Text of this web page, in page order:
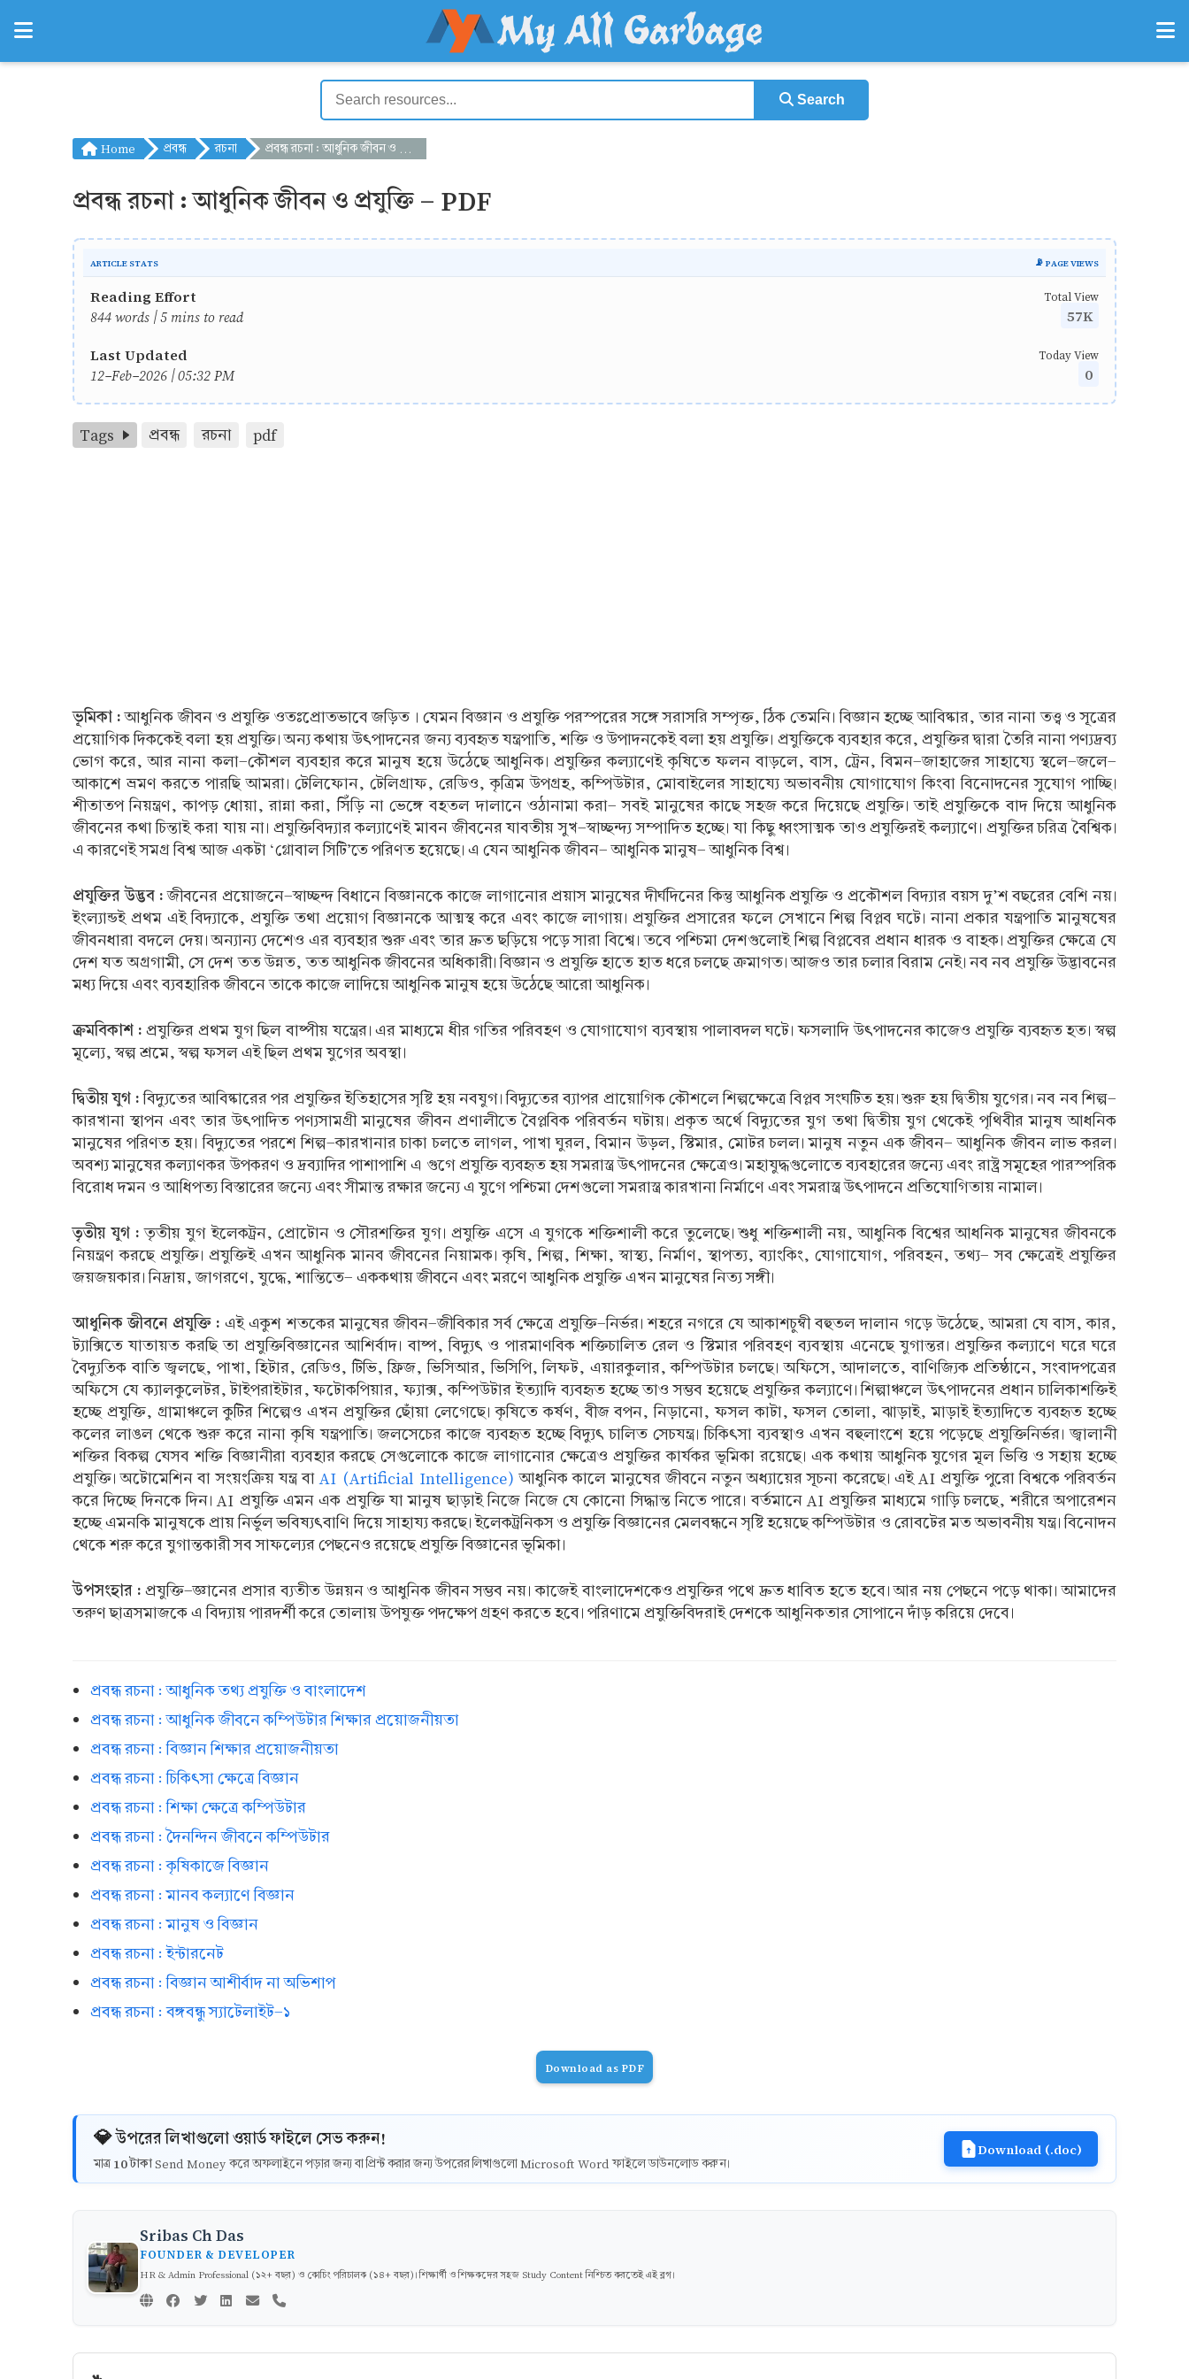
Search
Home প্রবন্ধ রচনা প্রবন্ধ রচনা : আধুনিক জীবন ও প্রযুক্তি - PDF
প্রবন্ধ রচনা : আধুনিক জীবন ও প্রযুক্তি - PDF
ARTICLE STATS 📡 PAGE VIEWS
Reading Effort
844 words | 5 mins to read
Total View
57K
Last Updated
12-Feb-2026 | 05:32 PM
Today View
0
Tags প্রবন্ধ রচনা pdf
ভূমিকা :আধুনিক জীবন ও প্রযুক্তি ওতঃপ্রোতভাবে জড়িত । যেমন বিজ্ঞান ও প্রযুক্তি পরস্পরের সঙ্গে সরাসরি সম্পৃক্ত, ঠিক তেমনি। বিজ্ঞান হচ্ছে আবিষ্কার, তার নানা তত্ত্ব ও সূত্রের
প্রয়োগিক দিককেই বলা হয় প্রযুক্তি। অন্য কথায় উৎপাদনের জন্য ব্যবহৃত যন্ত্রপাতি, শক্তি ও উপাদনকেই বলা হয় প্রযুক্তি। প্রযুক্তিকে ব্যবহার করে, প্রযুক্তির দ্বারা তৈরি নানা পণ্যদ্রব্য
ভোগ করে, আর নানা কলা-কৌশল ব্যবহার করে মানুষ হয়ে উঠেছে আধুনিক। প্রযুক্তির কল্যাণেই কৃষিতে ফলন বাড়লে, বাস, ট্রেন, বিমন-জাহাজের সাহায্যে স্থলে-জলে-
আকাশে ভ্রমণ করতে পারছি আমরা। টেলিফোন, টেলিগ্রাফ, রেডিও, কৃত্রিম উপগ্রহ, কম্পিউটার, মোবাইলের সাহায্যে অভাবনীয় যোগাযোগ কিংবা বিনোদনের সুযোগ পাচ্ছি।
শীতাতপ নিয়ন্ত্রণ, কাপড় ধোয়া, রান্না করা, সিঁড়ি না ভেঙ্গে বহতল দালানে ওঠানামা করা- সবই মানুষের কাছে সহজ করে দিয়েছে প্রযুক্তি। তাই প্রযুক্তিকে বাদ দিয়ে আধুনিক
জীবনের কথা চিন্তাই করা যায় না। প্রযুক্তিবিদ্যার কল্যাণেই মাবন জীবনের যাবতীয় সুখ-স্বাচ্ছন্দ্য সম্পাদিত হচ্ছে। যা কিছু ধ্বংসাত্মক তাও প্রযুক্তিরই কল্যাণে। প্রযুক্তির চরিত্র বৈশ্বিক।
এ কারণেই সমগ্র বিশ্ব আজ একটা ‘গ্লোবাল সিটি’তে পরিণত হয়েছে। এ যেন আধুনিক জীবন- আধুনিক মানুষ- আধুনিক বিশ্ব।
প্রযুক্তির উদ্ভব :জীবনের প্রয়োজনে-স্বাচ্ছন্দ বিধানে বিজ্ঞানকে কাজে লাগানোর প্রয়াস মানুষের দীর্ঘদিনের কিন্তু আধুনিক প্রযুক্তি ও প্রকৌশল বিদ্যার বয়স দু’শ বছরের বেশি নয়।
ইংল্যান্ডই প্রথম এই বিদ্যাকে, প্রযুক্তি তথা প্রয়োগ বিজ্ঞানকে আত্মস্থ করে এবং কাজে লাগায়। প্রযুক্তির প্রসারের ফলে সেখানে শিল্প বিপ্লব ঘটে। নানা প্রকার যন্ত্রপাতি মানুষষের
জীবনধারা বদলে দেয়। অন্যান্য দেশেও এর ব্যবহার শুরু এবং তার দ্রুত ছড়িয়ে পড়ে সারা বিশ্বে। তবে পশ্চিমা দেশগুলোই শিল্প বিপ্লবের প্রধান ধারক ও বাহক। প্রযুক্তির ক্ষেত্রে যে
দেশ যত অগ্রগামী, সে দেশ তত উন্নত, তত আধুনিক জীবনের অধিকারী। বিজ্ঞান ও প্রযুক্তি হাতে হাত ধরে চলছে ক্রমাগত। আজও তার চলার বিরাম নেই। নব নব প্রযুক্তি উদ্ভাবনের
মধ্য দিয়ে এবং ব্যবহারিক জীবনে তাকে কাজে লাদিয়ে আধুনিক মানুষ হয়ে উঠেছে আরো আধুনিক।
ক্রমবিকাশ :প্রযুক্তির প্রথম যুগ ছিল বাষ্পীয় যন্ত্রের। এর মাধ্যমে ধীর গতির পরিবহণ ও যোগাযোগ ব্যবস্থায় পালাবদল ঘটে। ফসলাদি উৎপাদনের কাজেও প্রযুক্তি ব্যবহৃত হত। স্বল্প
মূল্যে, স্বল্প শ্রমে, স্বল্প ফসল এই ছিল প্রথম যুগের অবস্থা।
দ্বিতীয় যুগ :বিদ্যুতের আবিষ্কারের পর প্রযুক্তির ইতিহাসের সৃষ্টি হয় নবযুগ। বিদ্যুতের ব্যাপর প্রায়োগিক কৌশলে শিল্পক্ষেত্রে বিপ্লব সংঘটিত হয়। শুরু হয় দ্বিতীয় যুগের। নব নব শিল্প-
কারখানা স্থাপন এবং তার উৎপাদিত পণ্যসামগ্রী মানুষের জীবন প্রণালীতে বৈপ্লবিক পরিবর্তন ঘটায়। প্রকৃত অর্থে বিদ্যুতের যুগ তথা দ্বিতীয় যুগ থেকেই পৃথিবীর মানুষ আধনিক
মানুষের পরিণত হয়। বিদ্যুতের পরশে শিল্প-কারখানার চাকা চলতে লাগল, পাখা ঘুরল, বিমান উড়ল, স্টিমার, মোটর চলল। মানুষ নতুন এক জীবন- আধুনিক জীবন লাভ করল।
অবশ্য মানুষের কল্যাণকর উপকরণ ও দ্রব্যাদির পাশাপাশি এ গুগে প্রযুক্তি ব্যবহৃত হয় সমরাস্ত্র উৎপাদনের ক্ষেত্রেও। মহাযুদ্ধগুলোতে ব্যবহারের জন্যে এবং রাষ্ট্র সমূহের পারস্পরিক
বিরোধ দমন ও আধিপত্য বিস্তারের জন্যে এবং সীমান্ত রক্ষার জন্যে এ যুগে পশ্চিমা দেশগুলো সমরাস্ত্র কারখানা নির্মাণে এবং সমরাস্ত্র উৎপাদনে প্রতিযোগিতায় নামাল।
তৃতীয় যুগ :তৃতীয় যুগ ইলেকট্রন, প্রোটোন ও সৌরশক্তির যুগ। প্রযুক্তি এসে এ যুগকে শক্তিশালী করে তুলেছে। শুধু শক্তিশালী নয়, আধুনিক বিশ্বের আধনিক মানুষের জীবনকে
নিয়ন্ত্রণ করছে প্রযুক্তি। প্রযুক্তিই এখন আধুনিক মানব জীবনের নিয়ামক। কৃষি, শিল্প, শিক্ষা, স্বাস্থ্য, নির্মাণ, স্থাপত্য, ব্যাংকিং, যোগাযোগ, পরিবহন, তথ্য- সব ক্ষেত্রেই প্রযুক্তির
জয়জয়কার। নিদ্রায়, জাগরণে, যুদ্ধে, শান্তিতে- এককথায় জীবনে এবং মরণে আধুনিক প্রযুক্তি এখন মানুষের নিত্য সঙ্গী।
আধুনিক জীবনে প্রযুক্তি : এই একুশ শতকের মানুষের জীবন-জীবিকার সর্ব ক্ষেত্রে প্রযুক্তি-নির্ভর। শহরে নগরে যে আকাশচুম্বী বহুতল দালান গড়ে উঠেছে, আমরা যে বাস, কার,
ট্যাক্সিতে যাতায়ত করছি তা প্রযুক্তিবিজ্ঞানের আশির্বাদ। বাষ্প, বিদ্যুৎ ও পারমাণবিক শক্তিচালিত রেল ও স্টিমার পরিবহণ ব্যবস্থায় এনেছে যুগান্তর। প্রযুক্তির কল্যাণে ঘরে ঘরে
বৈদ্যুতিক বাতি জ্বলছে, পাখা, হিটার, রেডিও, টিভি, ফ্রিজ, ভিসিআর, ভিসিপি, লিফট, এয়ারকুলার, কম্পিউটার চলছে। অফিসে, আদালতে, বাণিজ্যিক প্রতিষ্ঠানে, সংবাদপত্রের
অফিসে যে ক্যালকুলেটর, টাইপরাইটার, ফটোকপিয়ার, ফ্যাক্স, কম্পিউটার ইত্যাদি ব্যবহৃত হচ্ছে তাও সম্ভব হয়েছে প্রযুক্তির কল্যাণে। শিল্পাঞ্চলে উৎপাদনের প্রধান চালিকাশক্তিই
হচ্ছে প্রযুক্তি, গ্রামাঞ্চলে কুটির শিল্পেও এখন প্রযুক্তির ছোঁয়া লেগেছে। কৃষিতে কর্ষণ, বীজ বপন, নিড়ানো, ফসল কাটা, ফসল তোলা, ঝাড়াই, মাড়াই ইত্যাদিতে ব্যবহৃত হচ্ছে
কলের লাঙল থেকে শুরু করে নানা কৃষি যন্ত্রপাতি। জলসেচের কাজে ব্যবহৃত হচ্ছে বিদ্যুৎ চালিত সেচযন্ত্র। চিকিৎসা ব্যবস্থাও এখন বহুলাংশে হয়ে পড়েছে প্রযুক্তিনির্ভর। জ্বালানী
শক্তির বিকল্প যেসব শক্তি বিজ্ঞানীরা ব্যবহার করছে সেগুলোকে কাজে লাগানোর ক্ষেত্রেও প্রযুক্তির কার্যকর ভূমিকা রয়েছে। এক কথায় আধুনিক যুগের মূল ভিত্তি ও সহায় হচ্ছে
প্রযুক্তি। অটোমেশিন বা সংয়ংক্রিয় যন্ত্র বাAI (Artificial Intelligence) আধুনিক কালে মানুষের জীবনে নতুন অধ্যায়ের সূচনা করেছে। এই AI প্রযুক্তি পুরো বিশ্বকে পরিবর্তন
করে দিচ্ছে দিনকে দিন। AI প্রযুক্তি এমন এক প্রযুক্তি যা মানুষ ছাড়াই নিজে নিজে যে কোনো সিদ্ধান্ত নিতে পারে। বর্তমানে AI প্রযুক্তির মাধ্যমে গাড়ি চলছে, শরীরে অপারেশন
হচ্ছে এমনকি মানুষকে প্রায় নির্ভুল ভবিষ্যৎবাণি দিয়ে সাহায্য করছে। ইলেকট্রনিকস ও প্রযুক্তি বিজ্ঞানের মেলবন্ধনে সৃষ্টি হয়েছে কম্পিউটার ও রোবটের মত অভাবনীয় যন্ত্র। বিনোদন
থেকে শরু করে যুগান্তকারী সব সাফল্যের পেছনেও রয়েছে প্রযুক্তি বিজ্ঞানের ভূমিকা।
উপসংহার : প্রযুক্তি-জ্ঞানের প্রসার ব্যতীত উন্নয়ন ও আধুনিক জীবন সম্ভব নয়। কাজেই বাংলাদেশকেও প্রযুক্তির পথে দ্রুত ধাবিত হতে হবে। আর নয় পেছনে পড়ে থাকা। আমাদের
তরুণ ছাত্রসমাজকে এ বিদ্যায় পারদর্শী করে তোলায় উপযুক্ত পদক্ষেপ গ্রহণ করতে হবে। পরিণামে প্রযুক্তিবিদরাই দেশকে আধুনিকতার সোপানে দাঁড় করিয়ে দেবে।
প্রবন্ধ রচনা : আধুনিক তথ্য প্রযুক্তি ও বাংলাদেশ
প্রবন্ধ রচনা : আধুনিক জীবনে কম্পিউটার শিক্ষার প্রয়োজনীয়তা
প্রবন্ধ রচনা : বিজ্ঞান শিক্ষার প্রয়োজনীয়তা
প্রবন্ধ রচনা : চিকিৎসা ক্ষেত্রে বিজ্ঞান
প্রবন্ধ রচনা : শিক্ষা ক্ষেত্রে কম্পিউটার
প্রবন্ধ রচনা : দৈনন্দিন জীবনে কম্পিউটার
প্রবন্ধ রচনা : কৃষিকাজে বিজ্ঞান
প্রবন্ধ রচনা : মানব কল্যাণে বিজ্ঞান
প্রবন্ধ রচনা : মানুষ ও বিজ্ঞান
প্রবন্ধ রচনা : ইন্টারনেট
প্রবন্ধ রচনা : বিজ্ঞান আশীর্বাদ না অভিশাপ
প্রবন্ধ রচনা : বঙ্গবন্ধু স্যাটেলাইট-১
Download as PDF
💎 উপরের লিখাগুলো ওয়ার্ড ফাইলে সেভ করুন!
মাত্র 10 টাকাSend Money করে অফলাইনে পড়ার জন্য বা প্রিন্ট করার জন্য উপরের লিখাগুলো Microsoft Word ফাইলে ডাউনলোড করুন।
Download (.doc)
Sribas Ch Das
FOUNDER & DEVELOPER
HR & Admin Professional (১২+ বছর) ও কোচিং পরিচালক (১৪+ বছর)। শিক্ষার্থী ও শিক্ষকদের সহজ Study Content নিশ্চিত করতেই এই ব্লগ।